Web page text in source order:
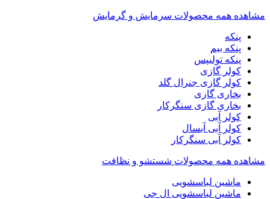
مشاهده همه محصولات سرمایش و گرمایش
پنکه
پنکه بیم
پنکه تولیپس
کولر گازی
کولر گازی جنرال گلد
بخاری گازی
بخاری گازی سنگرکار
کولر آبی
کولر آبی آبسال
کولر آبی سنگرکار
مشاهده همه محصولات شستشو و نظافت
ماشین لباسشویی
ماشین لباسشویی ال جی